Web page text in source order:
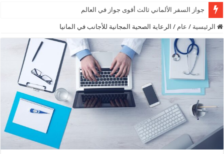
جواز السفر الألماني ثالث أقوى جواز في العالم
الرئيسية / عام / الرعاية الصحية المجانية للأجانب في المانيا